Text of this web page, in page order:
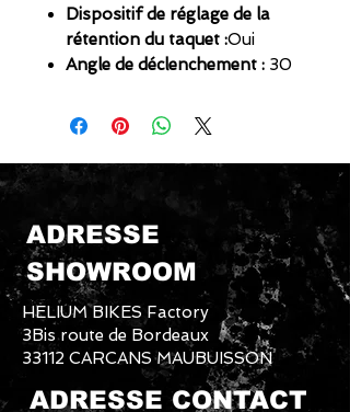
Dispositif de réglage de la
rétention du taquet :Oui
Angle de déclenchement : 30
ADRESSE
SHOWROOM
HELIUM BIKES Factory
3Bis route de Bordeaux
33112 CARCANS MAUBUISSON
ADRESSE CONTACT